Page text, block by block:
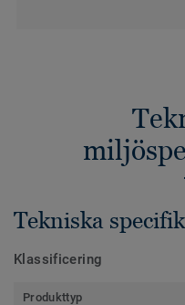
Tekniska
Klassificering
Produkttyp